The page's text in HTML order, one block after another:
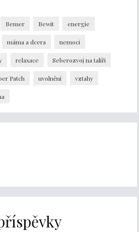
Bemer Bewit energie
máma a dcera nemoci
relaxace Seberozvoj na talíři
Patch uvolnění vztahy